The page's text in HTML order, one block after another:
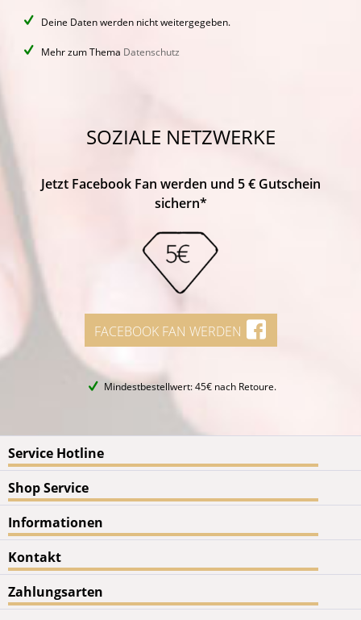
Deine Daten werden nicht weitergegeben.
Mehr zum Thema Datenschutz
SOZIALE NETZWERKE
Jetzt Facebook Fan werden und 5 € Gutschein
sichern*
FACEBOOK FAN WERDEN
Mindestbestellwert: 45€ nach Retoure.
Service Hotline
Shop Service
Informationen
Kontakt
Zahlungsarten